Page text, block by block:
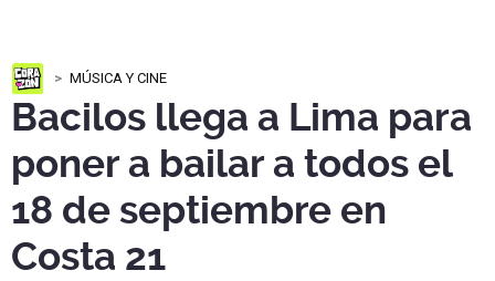
MÚSICA Y CINE
Bacilos llega a Lima para
poner a bailar a todos el
18 de septiembre en
Costa 21